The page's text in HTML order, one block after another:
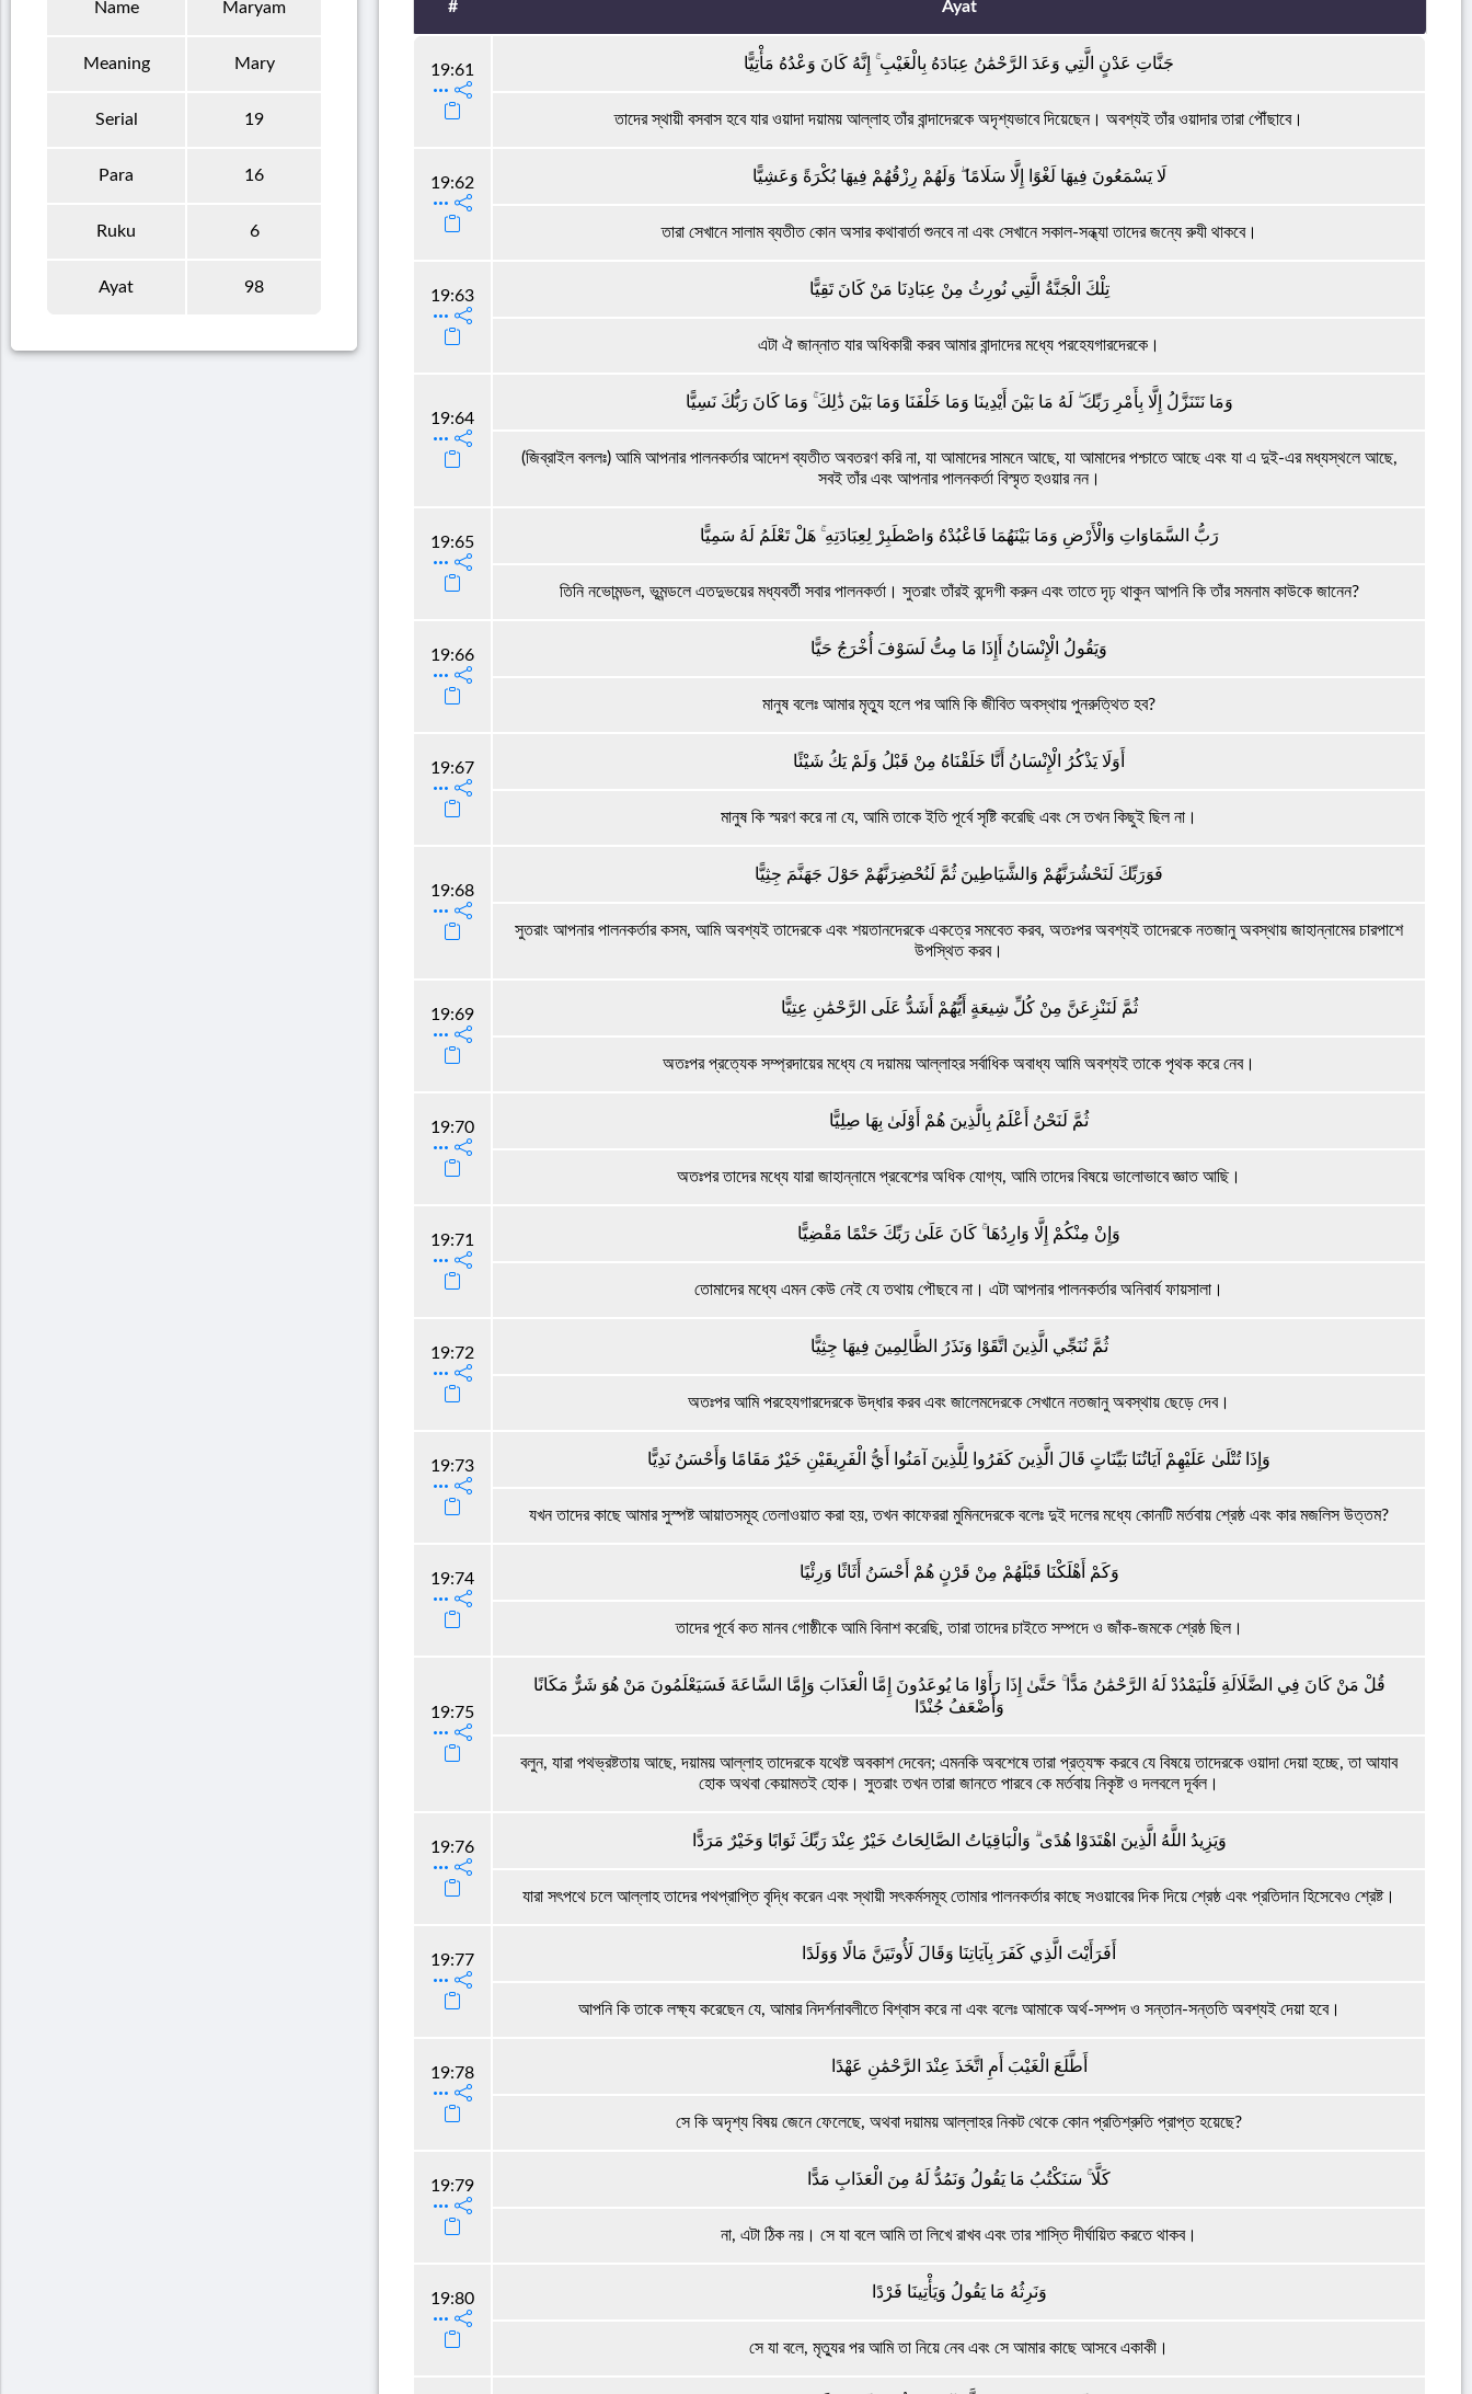
Name Maryam
Meaning Mary
Serial 19
Para 16
Ruku 6
Ayat 98
# Ayat
19:61 جَنَّاتِ عَدْنٍ الَّتِي وَعَدَ الرَّحْمَٰنُ عِبَادَهُ بِالْغَيْبِ ۚ إِنَّهُ كَانَ وَعْدُهُ مَأْتِيًّا
তাদের স্থায়ী বসবাস হবে যার ওয়াদা দয়াময় আল্লাহ তাঁর বান্দাদেরকে অদৃশ্যভাবে দিয়েছেন। অবশ্যই তাঁর ওয়াদার তারা পৌঁছাবে।
19:62 لَا يَسْمَعُونَ فِيهَا لَغْوًا إِلَّا سَلَامًا ۖ وَلَهُمْ رِزْقُهُمْ فِيهَا بُكْرَةً وَعَشِيًّا
তারা সেখানে সালাম ব্যতীত কোন অসার কথাবার্তা শুনবে না এবং সেখানে সকাল-সন্ধ্যা তাদের জন্যে রুযী থাকবে।
19:63 تِلْكَ الْجَنَّةُ الَّتِي نُورِثُ مِنْ عِبَادِنَا مَنْ كَانَ تَقِيًّا
এটা ঐ জান্নাত যার অধিকারী করব আমার বান্দাদের মধ্যে পরহেযগারদেরকে।
19:64
وَمَا نَتَنَزَّلُ إِلَّا بِأَمْرِ رَبِّكَ ۖ لَهُ مَا بَيْنَ أَيْدِينَا وَمَا خَلْفَنَا وَمَا بَيْنَ ذَٰلِكَ ۚ وَمَا كَانَ رَبُّكَ نَسِيًّا
(জিব্রাইল বললঃ) আমি আপনার পালনকর্তার আদেশ ব্যতীত অবতরণ করি না, যা আমাদের সামনে আছে, যা আমাদের পশ্চাতে আছে এবং যা এ দুই-এর মধ্যস্থলে আছে,
সবই তাঁর এবং আপনার পালনকর্তা বিস্মৃত হওয়ার নন।
19:65 رَبُّ السَّمَاوَاتِ وَالْأَرْضِ وَمَا بَيْنَهُمَا فَاعْبُدْهُ وَاصْطَبِرْ لِعِبَادَتِهِ ۚ هَلْ تَعْلَمُ لَهُ سَمِيًّا
তিনি নভোমন্ডল, ভূমন্ডলে এতদুভয়ের মধ্যবর্তী সবার পালনকর্তা। সুতরাং তাঁরই বন্দেগী করুন এবং তাতে দৃঢ় থাকুন আপনি কি তাঁর সমনাম কাউকে জানেন?
19:66 وَيَقُولُ الْإِنْسَانُ أَإِذَا مَا مِتُّ لَسَوْفَ أُخْرَجُ حَيًّا
মানুষ বলেঃ আমার মৃত্যু হলে পর আমি কি জীবিত অবস্থায় পুনরুত্থিত হব?
19:67 أَوَلَا يَذْكُرُ الْإِنْسَانُ أَنَّا خَلَقْنَاهُ مِنْ قَبْلُ وَلَمْ يَكُ شَيْئًا
মানুষ কি স্মরণ করে না যে, আমি তাকে ইতি পূর্বে সৃষ্টি করেছি এবং সে তখন কিছুই ছিল না।
19:68
فَوَرَبِّكَ لَنَحْشُرَنَّهُمْ وَالشَّيَاطِينَ ثُمَّ لَنُحْضِرَنَّهُمْ حَوْلَ جَهَنَّمَ جِثِيًّا
সুতরাং আপনার পালনকর্তার কসম, আমি অবশ্যই তাদেরকে এবং শয়তানদেরকে একত্রে সমবেত করব, অতঃপর অবশ্যই তাদেরকে নতজানু অবস্থায় জাহান্নামের চারপাশে
উপস্থিত করব।
19:69 ثُمَّ لَنَنْزِعَنَّ مِنْ كُلِّ شِيعَةٍ أَيُّهُمْ أَشَدُّ عَلَى الرَّحْمَٰنِ عِتِيًّا
অতঃপর প্রত্যেক সম্প্রদায়ের মধ্যে যে দয়াময় আল্লাহর সর্বাধিক অবাধ্য আমি অবশ্যই তাকে পৃথক করে নেব।
19:70 ثُمَّ لَنَحْنُ أَعْلَمُ بِالَّذِينَ هُمْ أَوْلَىٰ بِهَا صِلِيًّا
অতঃপর তাদের মধ্যে যারা জাহান্নামে প্রবেশের অধিক যোগ্য, আমি তাদের বিষয়ে ভালোভাবে জ্ঞাত আছি।
19:71 وَإِنْ مِنْكُمْ إِلَّا وَارِدُهَا ۚ كَانَ عَلَىٰ رَبِّكَ حَتْمًا مَقْضِيًّا
তোমাদের মধ্যে এমন কেউ নেই যে তথায় পৌছবে না। এটা আপনার পালনকর্তার অনিবার্য ফায়সালা।
19:72 ثُمَّ نُنَجِّي الَّذِينَ اتَّقَوْا وَنَذَرُ الظَّالِمِينَ فِيهَا جِثِيًّا
অতঃপর আমি পরহেযগারদেরকে উদ্ধার করব এবং জালেমদেরকে সেখানে নতজানু অবস্থায় ছেড়ে দেব।
19:73 وَإِذَا تُتْلَىٰ عَلَيْهِمْ آيَاتُنَا بَيِّنَاتٍ قَالَ الَّذِينَ كَفَرُوا لِلَّذِينَ آمَنُوا أَيُّ الْفَرِيقَيْنِ خَيْرٌ مَقَامًا وَأَحْسَنُ نَدِيًّا
যখন তাদের কাছে আমার সুস্পষ্ট আয়াতসমূহ তেলাওয়াত করা হয়, তখন কাফেররা মুমিনদেরকে বলেঃ দুই দলের মধ্যে কোনটি মর্তবায় শ্রেষ্ঠ এবং কার মজলিস উত্তম?
19:74 وَكَمْ أَهْلَكْنَا قَبْلَهُمْ مِنْ قَرْنٍ هُمْ أَحْسَنُ أَثَاثًا وَرِئْيًا
তাদের পূর্বে কত মানব গোষ্ঠীকে আমি বিনাশ করেছি, তারা তাদের চাইতে সম্পদে ও জাঁক-জমকে শ্রেষ্ঠ ছিল।
19:75
قُلْ مَنْ كَانَ فِي الضَّلَالَةِ فَلْيَمْدُدْ لَهُ الرَّحْمَٰنُ مَدًّا ۚ حَتَّىٰ إِذَا رَأَوْا مَا يُوعَدُونَ إِمَّا الْعَذَابَ وَإِمَّا السَّاعَةَ فَسَيَعْلَمُونَ مَنْ هُوَ شَرٌّ مَكَانًا
وَأَضْعَفُ جُنْدًا
বলুন, যারা পথভ্রষ্টতায় আছে, দয়াময় আল্লাহ তাদেরকে যথেষ্ট অবকাশ দেবেন; এমনকি অবশেষে তারা প্রত্যক্ষ করবে যে বিষয়ে তাদেরকে ওয়াদা দেয়া হচ্ছে, তা আযাব
হোক অথবা কেয়ামতই হোক। সুতরাং তখন তারা জানতে পারবে কে মর্তবায় নিকৃষ্ট ও দলবলে দূর্বল।
19:76 وَيَزِيدُ اللَّهُ الَّذِينَ اهْتَدَوْا هُدًى ۗ وَالْبَاقِيَاتُ الصَّالِحَاتُ خَيْرٌ عِنْدَ رَبِّكَ ثَوَابًا وَخَيْرٌ مَرَدًّا
যারা সৎপথে চলে আল্লাহ তাদের পথপ্রাপ্তি বৃদ্ধি করেন এবং স্থায়ী সৎকর্মসমূহ তোমার পালনকর্তার কাছে সওয়াবের দিক দিয়ে শ্রেষ্ঠ এবং প্রতিদান হিসেবেও শ্রেষ্ট।
19:77 أَفَرَأَيْتَ الَّذِي كَفَرَ بِآيَاتِنَا وَقَالَ لَأُوتَيَنَّ مَالًا وَوَلَدًا
আপনি কি তাকে লক্ষ্য করেছেন যে, আমার নিদর্শনাবলীতে বিশ্বাস করে না এবং বলেঃ আমাকে অর্থ-সম্পদ ও সন্তান-সন্ততি অবশ্যই দেয়া হবে।
19:78 أَطَّلَعَ الْغَيْبَ أَمِ اتَّخَذَ عِنْدَ الرَّحْمَٰنِ عَهْدًا
সে কি অদৃশ্য বিষয় জেনে ফেলেছে, অথবা দয়াময় আল্লাহর নিকট থেকে কোন প্রতিশ্রুতি প্রাপ্ত হয়েছে?
19:79 كَلَّا ۚ سَنَكْتُبُ مَا يَقُولُ وَنَمُدُّ لَهُ مِنَ الْعَذَابِ مَدًّا
না, এটা ঠিক নয়। সে যা বলে আমি তা লিখে রাখব এবং তার শাস্তি দীর্ঘায়িত করতে থাকব।
19:80 وَنَرِثُهُ مَا يَقُولُ وَيَأْتِينَا فَرْدًا
সে যা বলে, মৃত্যুর পর আমি তা নিয়ে নেব এবং সে আমার কাছে আসবে একাকী।